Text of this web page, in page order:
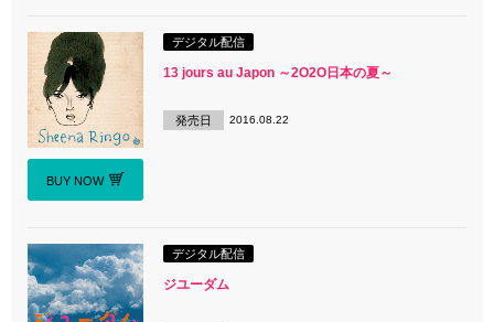
BUY NOW
デジタル配信
13 jours au Japon ～2O2O日本の夏～
発売日 2016.08.22
デジタル配信
ジユーダム